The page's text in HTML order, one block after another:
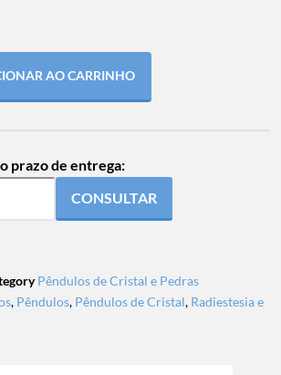
AO CARRINHO
prazo de entrega:
CONSULTAR
Pêndulos de Cristal e Pedras
, Pêndulos, Pêndulos de Cristal, Radiestesia e